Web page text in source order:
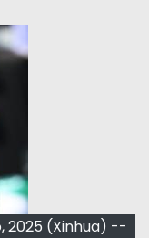
2025 (Xinhua) --